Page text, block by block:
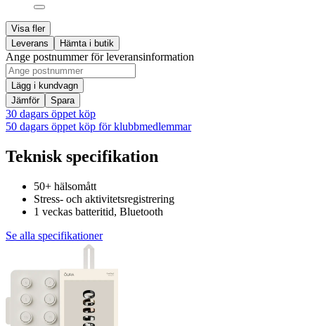
Visa fler
Leverans
Hämta i butik
Ange postnummer för leveransinformation
Lägg i kundvagn
Jämför
Spara
30 dagars öppet köp
50 dagars öppet köp för klubbmedlemmar
Teknisk specifikation
50+ hälsomått
Stress- och aktivitetsregistrering
1 veckas batteritid, Bluetooth
Se alla specifikationer